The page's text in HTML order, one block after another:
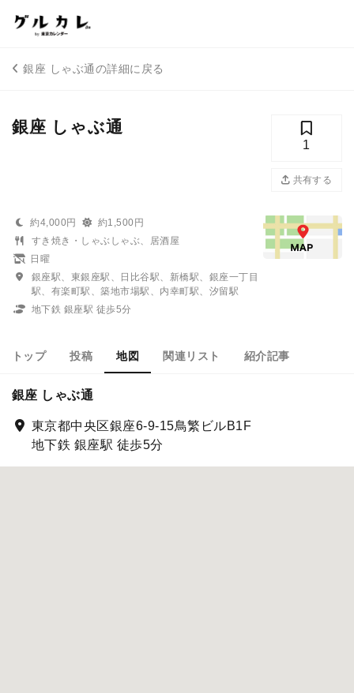
銀座 しゃぶ通の詳細に戻る
銀座 しゃぶ通
1
共有する
約4,000円
約1,500円
すき焼き・しゃぶしゃぶ、居酒屋
日曜
銀座駅、東銀座駅、日比谷駅、新橋駅、銀座一丁目
駅、有楽町駅、築地市場駅、内幸町駅、汐留駅
地下鉄 銀座駅 徒歩5分
トップ 投稿 地図 関連リスト 紹介記事
銀座 しゃぶ通
東京都中央区銀座6-9-15鳥繁ビルB1F
地下鉄 銀座駅 徒歩5分